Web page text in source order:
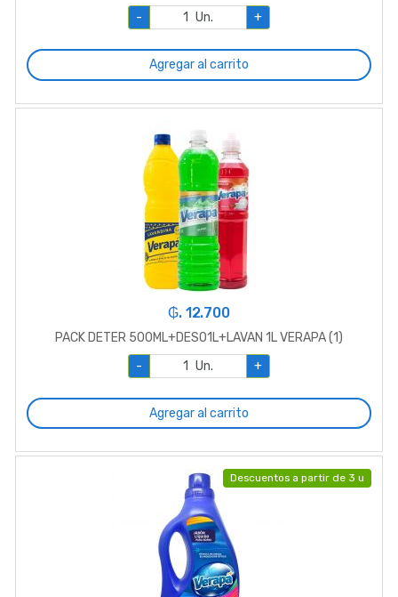
-
Un. +
Agregar al carrito
₲. 12.700
PACK DETER 500ML+DESO1L+LAVAN 1L VERAPA (1)
-
Un. +
Agregar al carrito
Descuentos a partir de 3 u